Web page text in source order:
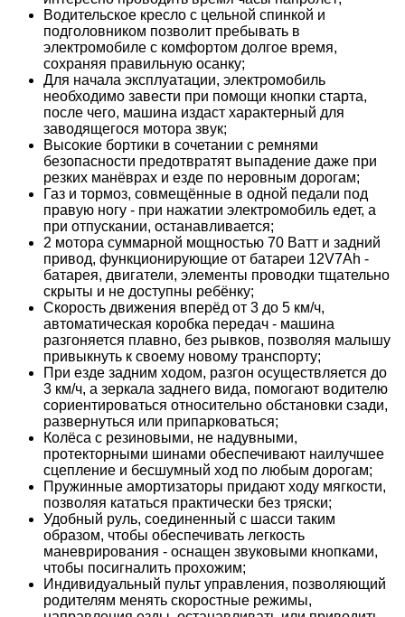
Водительское кресло с цельной спинкой и
подголовником позволит пребывать в
электромобиле с комфортом долгое время,
сохраняя правильную осанку;
Для начала эксплуатации, электромобиль
необходимо завести при помощи кнопки старта,
после чего, машина издаст характерный для
заводящегося мотора звук;
Высокие бортики в сочетании с ремнями
безопасности предотвратят выпадение даже при
резких манёврах и езде по неровным дорогам;
Газ и тормоз, совмещённые в одной педали под
правую ногу - при нажатии электромобиль едет, а
при отпускании, останавливается;
2 мотора суммарной мощностью 70 Ватт и задний
привод, функционирующие от батареи 12V7Ah -
батарея, двигатели, элементы проводки тщательно
скрыты и не доступны ребёнку;
Скорость движения вперёд от 3 до 5 км/ч,
автоматическая коробка передач - машина
разгоняется плавно, без рывков, позволяя малышу
привыкнуть к своему новому транспорту;
При езде задним ходом, разгон осуществляется до
3 км/ч, а зеркала заднего вида, помогают водителю
сориентироваться относительно обстановки сзади,
развернуться или припарковаться;
Колёса с резиновыми, не надувными,
протекторными шинами обеспечивают наилучшее
сцепление и бесшумный ход по любым дорогам;
Пружинные амортизаторы придают ходу мягкости,
позволяя кататься практически без тряски;
Удобный руль, соединенный с шасси таким
образом, чтобы обеспечивать легкость
маневрирования - оснащен звуковыми кнопками,
чтобы посигналить прохожим;
Индивидуальный пульт управления, позволяющий
родителям менять скоростные режимы,